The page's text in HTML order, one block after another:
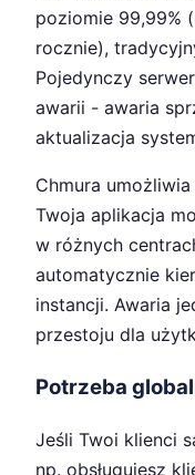
poziomie 99,99%
rocznie),
Pojedynczy
awarii - awaria
aktualizacja
Chmura
Twoja aplikacja
w różnych
automatycznie
instancji. Awaria
przestoju dla
Potrzeba
Jeśli Twoi klienci
np. obsługujesz